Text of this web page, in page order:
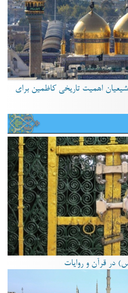
اهمیت تاریخی کاظمین برای
در قرآن و روایات